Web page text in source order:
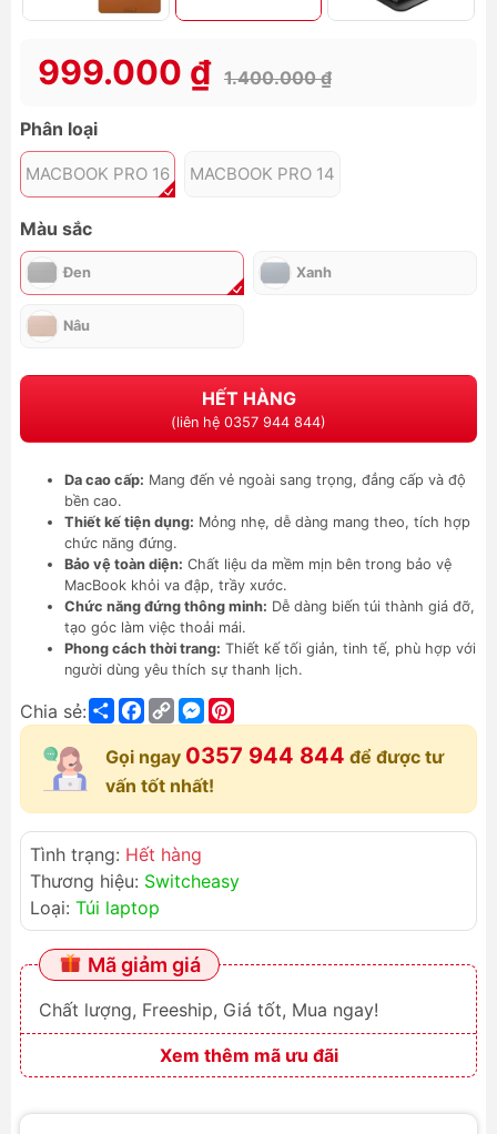
999.000 ₫ 1.400.000 ₫
Phân loại
MACBOOK PRO 16 MACBOOK PRO 14
Màu sắc
Đen Xanh
Nâu
HẾT HÀNG
(liên hệ 0357 944 844)
Da cao cấp: Mang đến vẻ ngoài sang trọng, đẳng cấp và độ
bền cao.
Thiết kế tiện dụng: Mỏng nhẹ, dễ dàng mang theo, tích hợp
chức năng đứng.
Bảo vệ toàn diện: Chất liệu da mềm mịn bên trong bảo vệ
MacBook khỏi va đập, trầy xước.
Chức năng đứng thông minh: Dễ dàng biến túi thành giá đỡ,
tạo góc làm việc thoải mái.
Phong cách thời trang: Thiết kế tối giản, tinh tế, phù hợp với
người dùng yêu thích sự thanh lịch.
Chia sẻ: ShareFacebook
Copy
Link
Messenger
Gọi ngay 0357 944 844 để được tư
vấn tốt nhất!
Tình trạng: Hết hàng
Thương hiệu: Switcheasy
Loại: Túi laptop
Mã giảm giá
Chất lượng, Freeship, Giá tốt, Mua ngay!
Xem thêm mã ưu đãi